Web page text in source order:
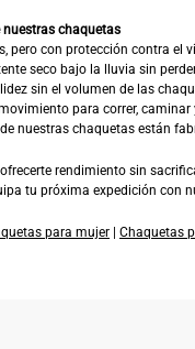
chaquetas
pero con protección contra el
seco bajo la lluvia sin
sin el volumen de las
para correr, caminar
nuestras chaquetas están
rendimiento sin
tu próxima expedición con
para mujer Chaquetas